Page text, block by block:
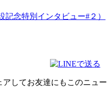
念特別インタビュー#２）
アしてお友達にもこのニュ